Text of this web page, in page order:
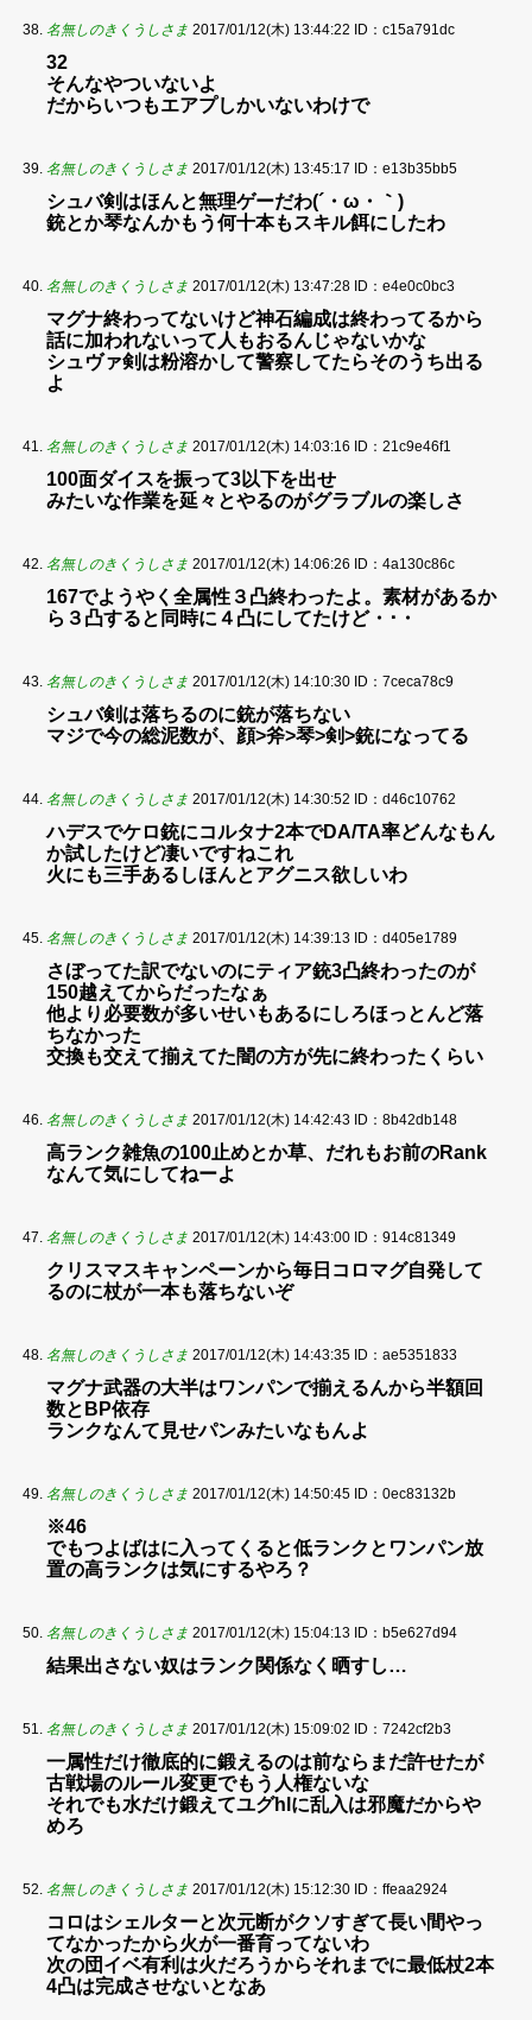
名無しのきくうしさま 2017/01/12(木) 13:44:22 ID：c15a791dc
32
そんなやついないよ
だからいつもエアプしかいないわけで
名無しのきくうしさま 2017/01/12(木) 13:45:17 ID：e13b35bb5
シュバ剣はほんと無理ゲーだわ(´・ω・｀)
銃とか琴なんかもう何十本もスキル餌にしたわ
名無しのきくうしさま 2017/01/12(木) 13:47:28 ID：e4e0c0bc3
マグナ終わってないけど神石編成は終わってるから
話に加われないって人もおるんじゃないかな
シュヴァ剣は粉溶かして警察してたらそのうち出る
よ
名無しのきくうしさま 2017/01/12(木) 14:03:16 ID：21c9e46f1
100面ダイスを振って3以下を出せ
みたいな作業を延々とやるのがグラブルの楽しさ
名無しのきくうしさま 2017/01/12(木) 14:06:26 ID：4a130c86c
167でようやく全属性３凸終わったよ。素材があるか
ら３凸すると同時に４凸にしてたけど・･・
名無しのきくうしさま 2017/01/12(木) 14:10:30 ID：7ceca78c9
シュバ剣は落ちるのに銃が落ちない
マジで今の総泥数が、顔>斧>琴>剣>銃になってる
名無しのきくうしさま 2017/01/12(木) 14:30:52 ID：d46c10762
ハデスでケロ銃にコルタナ2本でDA/TA率どんなもん
か試したけど凄いですねこれ
火にも三手あるしほんとアグニス欲しいわ
名無しのきくうしさま 2017/01/12(木) 14:39:13 ID：d405e1789
さぼってた訳でないのにティア銃3凸終わったのが
150越えてからだったなぁ
他より必要数が多いせいもあるにしろほっとんど落
ちなかった
交換も交えて揃えてた闇の方が先に終わったくらい
名無しのきくうしさま 2017/01/12(木) 14:42:43 ID：8b42db148
高ランク雑魚の100止めとか草、だれもお前のRank
なんて気にしてねーよ
名無しのきくうしさま 2017/01/12(木) 14:43:00 ID：914c81349
クリスマスキャンペーンから毎日コロマグ自発して
るのに杖が一本も落ちないぞ
名無しのきくうしさま 2017/01/12(木) 14:43:35 ID：ae5351833
マグナ武器の大半はワンパンで揃えるんから半額回
数とBP依存
ランクなんて見せパンみたいなもんよ
名無しのきくうしさま 2017/01/12(木) 14:50:45 ID：0ec83132b
※46
でもつよばはに入ってくると低ランクとワンパン放
置の高ランクは気にするやろ？
名無しのきくうしさま 2017/01/12(木) 15:04:13 ID：b5e627d94
結果出さない奴はランク関係なく晒すし…
名無しのきくうしさま 2017/01/12(木) 15:09:02 ID：7242cf2b3
一属性だけ徹底的に鍛えるのは前ならまだ許せたが
古戦場のルール変更でもう人権ないな
それでも水だけ鍛えてユグhlに乱入は邪魔だからや
めろ
名無しのきくうしさま 2017/01/12(木) 15:12:30 ID：ffeaa2924
コロはシェルターと次元断がクソすぎて長い間やっ
てなかったから火が一番育ってないわ
次の団イベ有利は火だろうからそれまでに最低杖2本
4凸は完成させないとなあ